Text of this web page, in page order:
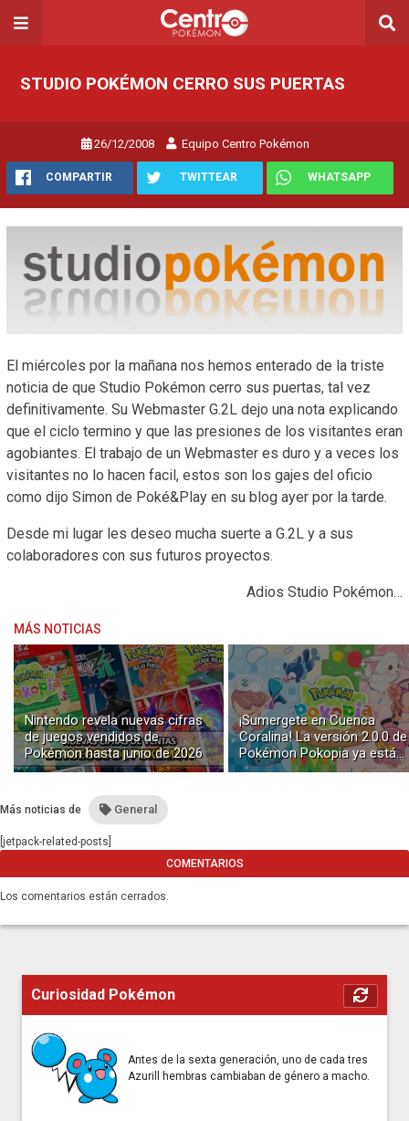
STUDIO POKÉMON CERRO SUS PUERTAS
26/12/2008 Equipo Centro Pokémon
COMPARTIR TWITTEAR WHATSAPP
El miércoles por la mañana nos hemos enterado de la triste
noticia de que Studio Pokémon cerro sus puertas, tal vez
definitivamente. Su Webmaster G.2L dejo una nota explicando
que el ciclo termino y que las presiones de los visitantes eran
agobiantes. El trabajo de un Webmaster es duro y a veces los
visitantes no lo hacen facil, estos son los gajes del oficio
como dijo Simon de Poké&Play en su blog ayer por la tarde.
Desde mi lugar les deseo mucha suerte a G.2L y a sus
colaboradores con sus futuros proyectos.
Adios Studio Pokémon…
MÁS NOTICIAS
Nintendo revela nuevas cifras
de juegos vendidos de
Pokémon hasta junio de 2026
¡Sumergete en Cuenca
Coralina! La versión 2.0.0 de
Pokémon Pokopia ya está
disponible con buceo y
Más noticias de General
[jetpack-related-posts]
COMENTARIOS
Los comentarios están cerrados.
Curiosidad Pokémon
Antes de la sexta generación, uno de cada tres
Azurill hembras cambiaban de género a macho.